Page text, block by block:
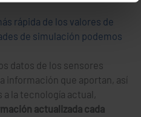
rápida de los valores de
de simulación podemos
datos de los sensores
información que aportan, así
la tecnología actual,
actualizada cada